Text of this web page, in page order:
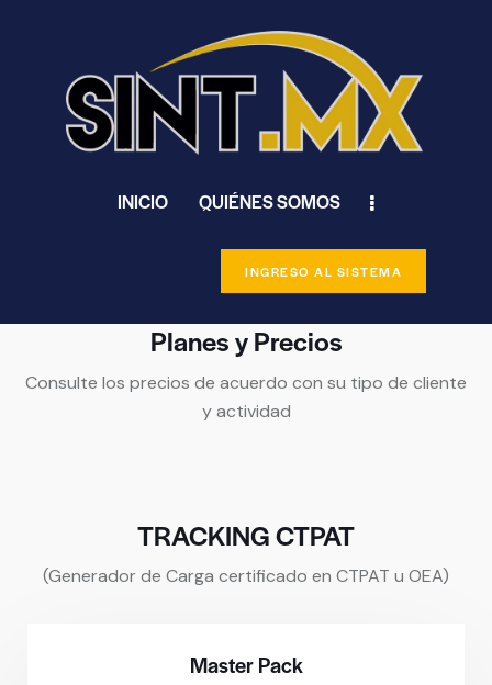
INICIO QUIÉNES SOMOS
INGRESO AL SISTEMA
Planes y Precios
Consulte los precios de acuerdo con su tipo de cliente
y actividad
TRACKING CTPAT
(Generador de Carga certificado en CTPAT u OEA)
Master Pack